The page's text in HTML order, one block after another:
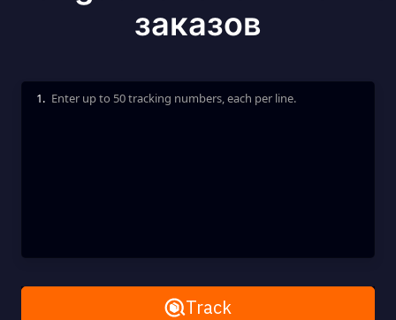
заказов
Enter up to 50 tracking numbers, each per line.
1.
Remove AllTrack